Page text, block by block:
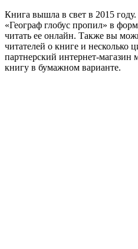
Книга вышла в свет в 2015
«Географ глобус пропил» в
читать ее онлайн. Также вы
читателей о книге и несколько
партнерский интернет-магазин
книгу в бумажном варианте.